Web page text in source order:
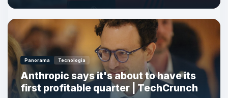
Panorama Tecnologia
Anthropic says it's about to have its
first profitable quarter | TechCrunch